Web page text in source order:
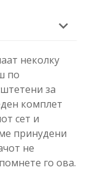
неколку
по
за
комплет
сет и
принудени
не
го ова.